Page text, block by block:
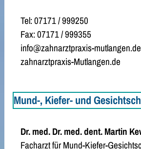
Tel: 07171 / 999250
Fax: 07171 / 999355
info@zahnarztpraxis-mutlangen.de
zahnarztpraxis-Mutlangen.de
Mund-, Kiefer- und
Dr. med. Dr. med. dent. Martin
Facharzt für Mund-Kiefer-